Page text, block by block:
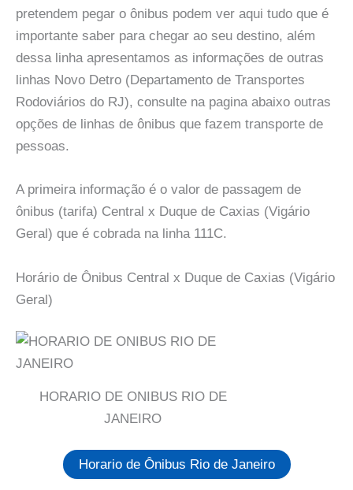
pretendem pegar o ônibus podem ver aqui tudo que é
importante saber para chegar ao seu destino, além
dessa linha apresentamos as informações de outras
linhas Novo Detro (Departamento de Transportes
Rodoviários do RJ), consulte na pagina abaixo outras
opções de linhas de ônibus que fazem transporte de
pessoas.
A primeira informação é o valor de passagem de
ônibus (tarifa) Central x Duque de Caxias (Vigário
Geral) que é cobrada na linha 111C.
Horário de Ônibus Central x Duque de Caxias (Vigário
Geral)
HORARIO DE ONIBUS RIO DE
JANEIRO
Horario de Ônibus Rio de Janeiro